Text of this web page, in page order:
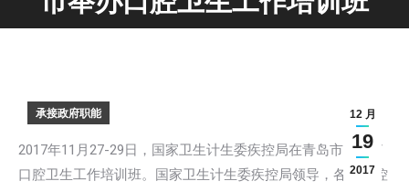
12 月
19
2017
承接政府职能
2017年11月27-29日，国家卫生计生委疾控局在青岛市举办了
口腔卫生工作培训班。国家卫生计生委疾控局领导，各省疾控